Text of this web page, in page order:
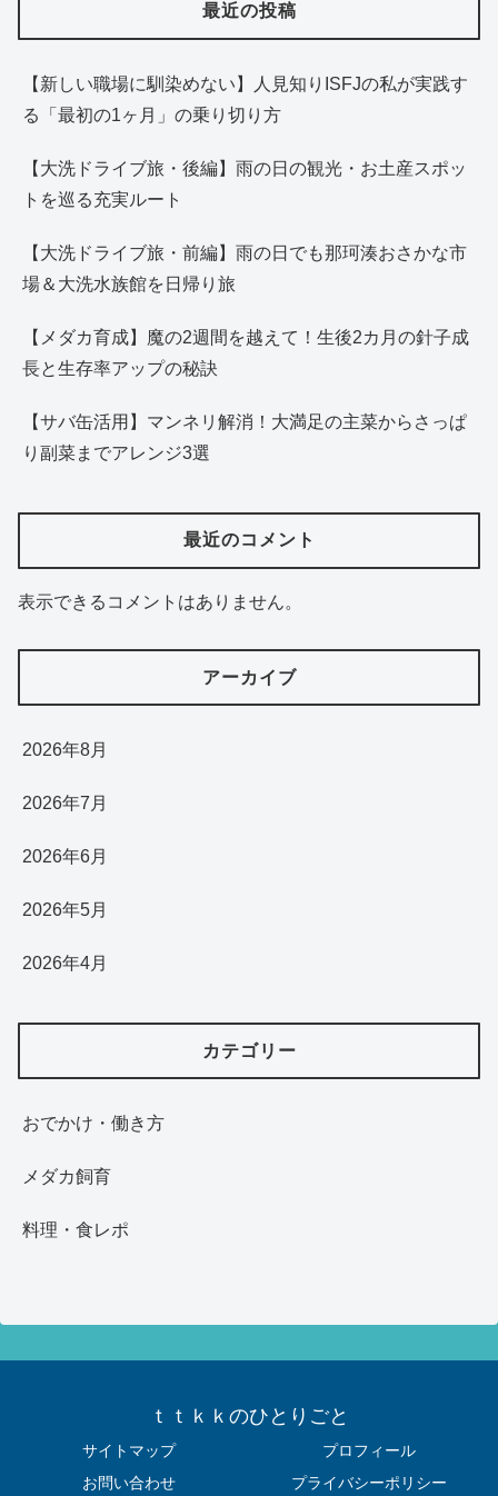
最近の投稿
【新しい職場に馴染めない】人見知りISFJの私が実践す
る「最初の1ヶ月」の乗り切り方
【大洗ドライブ旅・後編】雨の日の観光・お土産スポッ
トを巡る充実ルート
【大洗ドライブ旅・前編】雨の日でも那珂湊おさかな市
場＆大洗水族館を日帰り旅
【メダカ育成】魔の2週間を越えて！生後2カ月の針子成
長と生存率アップの秘訣
【サバ缶活用】マンネリ解消！大満足の主菜からさっぱ
り副菜までアレンジ3選
最近のコメント
表示できるコメントはありません。
アーカイブ
2026年8月
2026年7月
2026年6月
2026年5月
2026年4月
カテゴリー
おでかけ・働き方
メダカ飼育
料理・食レポ
ｔｔｋｋのひとりごと
サイトマップ
プロフィール
お問い合わせ
プライバシーポリシー